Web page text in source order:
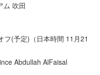
ム 吹田
(予定)（日本時間 11月21
Abdullah AlFaisal